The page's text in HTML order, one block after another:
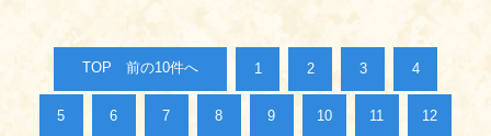
TOP 1 2 3 4
5 6 7 8 9 10 11 12